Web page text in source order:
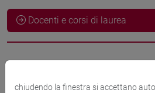
Docenti e corsi di laurea
Esperti linguistici
chiudendo la finestra si accettano